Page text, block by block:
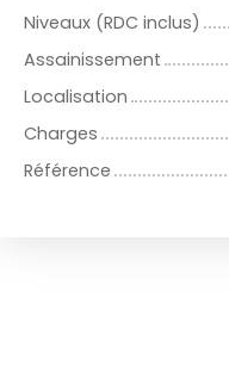
Niveaux (RDC inclus)
Assainissement
Localisation
Charges
Référence